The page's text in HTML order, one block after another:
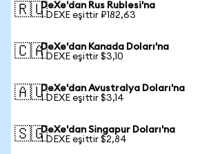
🇷🇺DeXe'dan Rus Rublesi'na
1 DEXE eşittir ₽182,63
🇨🇦DeXe'dan Kanada Doları'na
1 DEXE eşittir $3,10
🇦🇺DeXe'dan Avustralya Doları'na
1 DEXE eşittir $3,14
🇸🇬DeXe'dan Singapur Doları'na
1 DEXE eşittir $2,84